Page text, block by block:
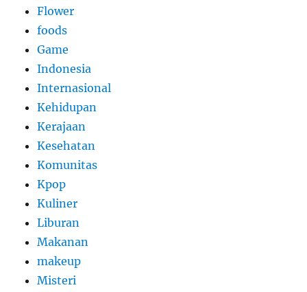
Flower
foods
Game
Indonesia
Internasional
Kehidupan
Kerajaan
Kesehatan
Komunitas
Kpop
Kuliner
Liburan
Makanan
makeup
Misteri